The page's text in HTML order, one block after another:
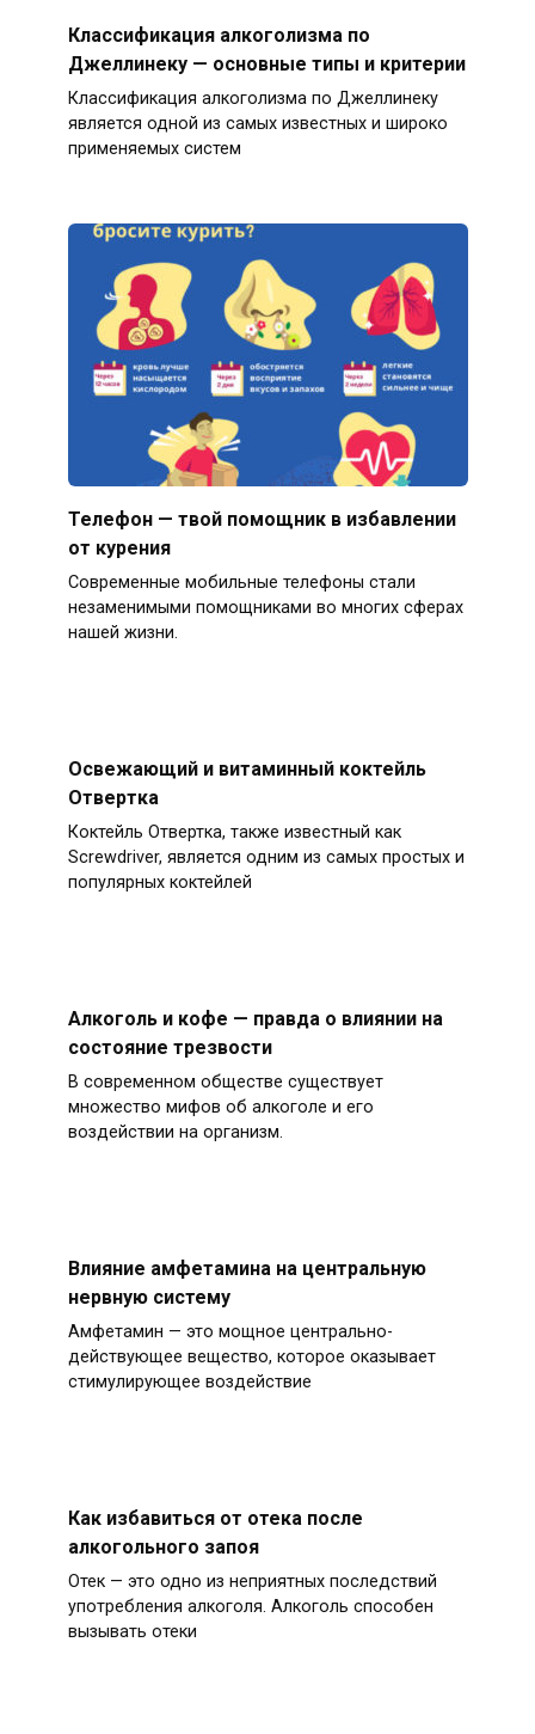
Классификация алкоголизма по
Джеллинеку — основные типы и критерии
Классификация алкоголизма по Джеллинеку
является одной из самых известных и широко
применяемых систем
Телефон — твой помощник в избавлении
от курения
Современные мобильные телефоны стали
незаменимыми помощниками во многих сферах
нашей жизни.
Освежающий и витаминный коктейль
Отвертка
Коктейль Отвертка, также известный как
Screwdriver, является одним из самых простых и
популярных коктейлей
Алкоголь и кофе — правда о влиянии на
состояние трезвости
В современном обществе существует
множество мифов об алкоголе и его
воздействии на организм.
Влияние амфетамина на центральную
нервную систему
Амфетамин — это мощное центрально-
действующее вещество, которое оказывает
стимулирующее воздействие
Как избавиться от отека после
алкогольного запоя
Отек — это одно из неприятных последствий
употребления алкоголя. Алкоголь способен
вызывать отеки